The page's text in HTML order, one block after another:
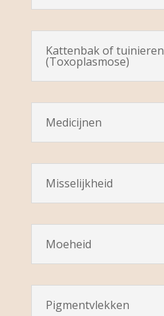
Kattenbak of tuinieren
(Toxoplasmose)
Medicijnen
Misselijkheid
Moeheid
Pigmentvlekken